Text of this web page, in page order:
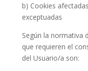
b) Cookies
exceptuadas
Según la normativa
que requieren el
del Usuario/a son: